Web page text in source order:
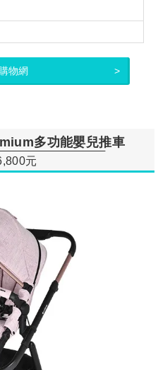
物網
多功能嬰兒推車
元